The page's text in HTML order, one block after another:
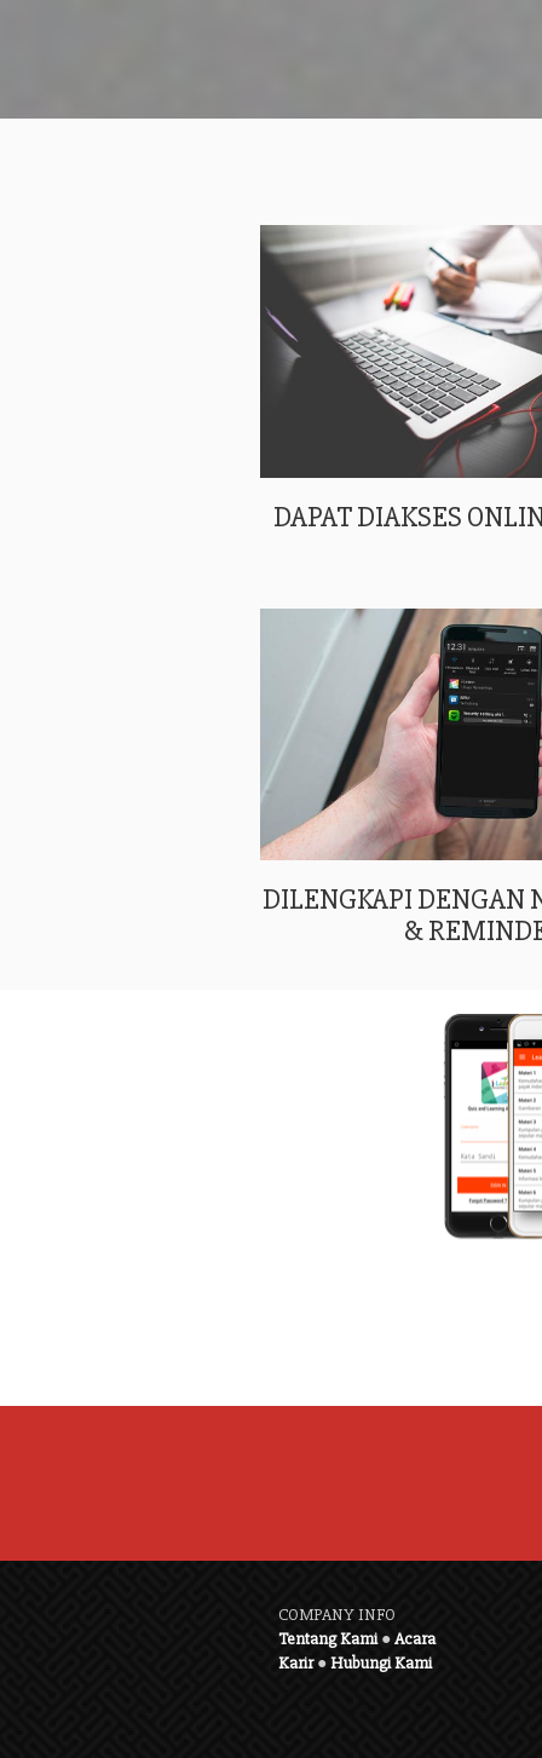
DAPAT DIAKSES
DILENGKAPI DENGAN
&
COMPANY INFO
Tentang Kami●Acara
Karir●Hubungi Kami